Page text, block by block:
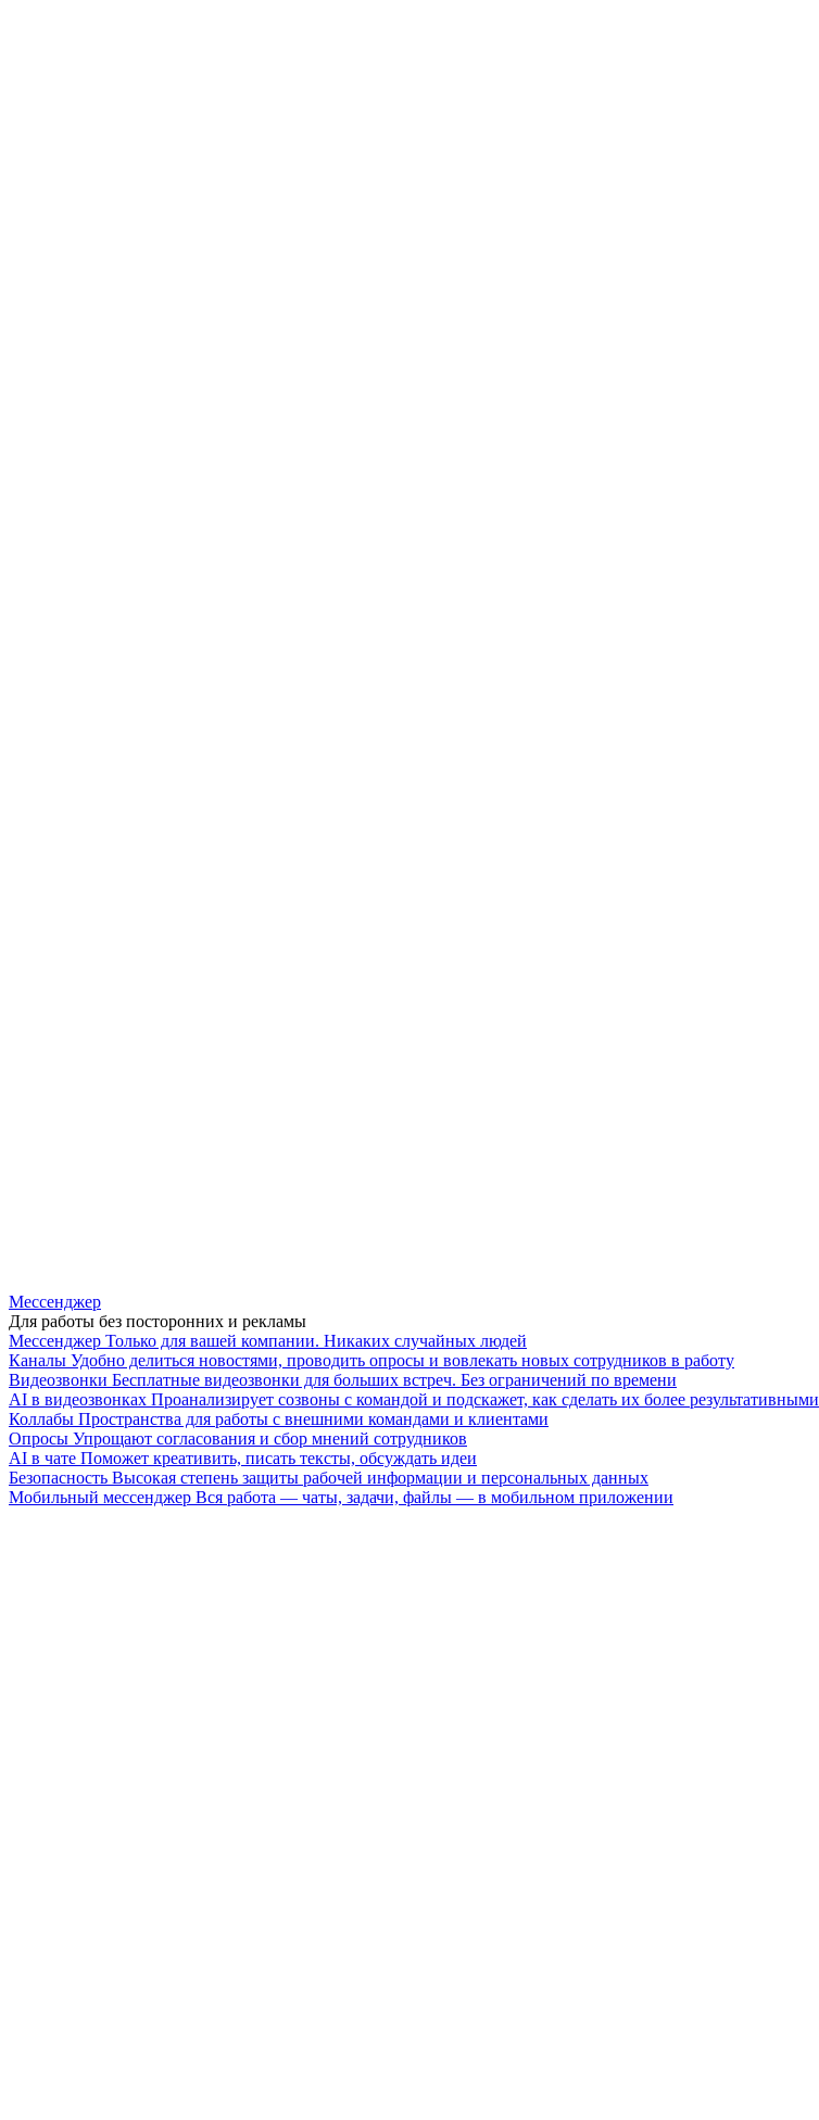
Мессенджер
Для работы без посторонних и рекламы
Мессенджер Только для вашей компании. Никаких случайных людей
Каналы Удобно делиться новостями, проводить опросы и вовлекать новых сотрудников в работу
Видеозвонки Бесплатные видеозвонки для больших встреч. Без ограничений по времени
AI в видеозвонках Проанализирует созвоны с командой и подскажет, как сделать их более результативными
Коллабы Пространства для работы с внешними командами и клиентами
Опросы Упрощают согласования и сбор мнений сотрудников
AI в чате Поможет креативить, писать тексты, обсуждать идеи
Безопасность Высокая степень защиты рабочей информации и персональных данных
Мобильный мессенджер Вся работа — чаты, задачи, файлы — в мобильном приложении